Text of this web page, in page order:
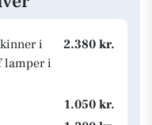
i
lamper i
2.380 kr.
1.050 kr.